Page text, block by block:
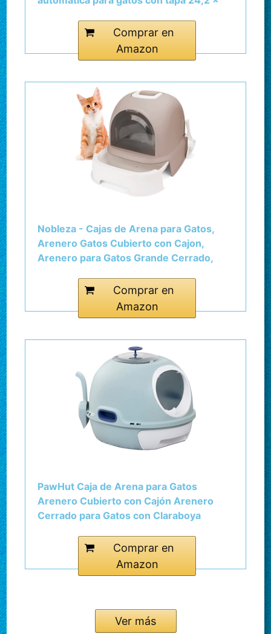
Comprar en
Amazon
Nobleza - Cajas de Arena para Gatos,
Arenero Gatos Cubierto con Cajon,
Arenero para Gatos Grande Cerrado,
con Pala, L52*W42*H38.5CM, Marrón
Comprar en
Amazon
PawHut Caja de Arena para Gatos
Arenero Cubierto con Cajón Arenero
Cerrado para Gatos con Claraboya
47x55x44 cm AzulComprar en
Amazon
Ver más